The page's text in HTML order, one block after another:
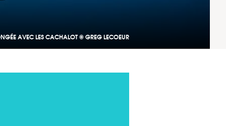
AVEC LES CACHALOT © GREG LECOEUR